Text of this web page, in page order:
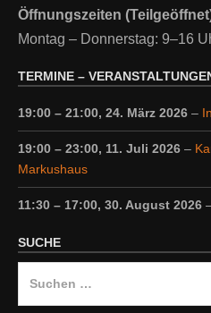
Öffnungszeiten
Montag – Donnerstag: 9–16
TERMINE –
19:00 – 21:00, 24. März 2026 –
19:00 – 23:00, 11. Juli 2026 –
Markushaus
11:30 – 17:00, 30. August 2026
SUCHE